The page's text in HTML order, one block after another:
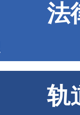
法
轨